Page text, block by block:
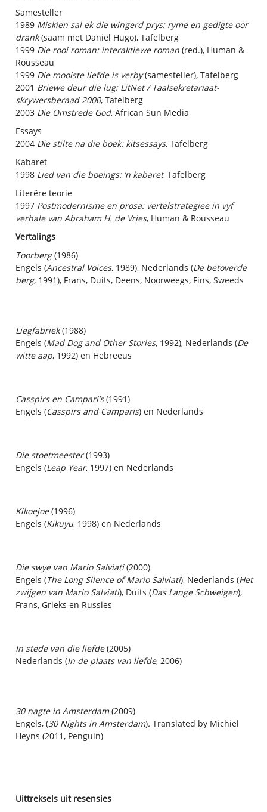
Samesteller
1989 Miskien sal ek die wingerd prys: ryme en gedigte oor
drank(saam met Daniel Hugo), Tafelberg
1999 Die rooi roman: interaktiewe roman (red.), Human &
Rousseau
1999 Die mooiste liefde is verby(samesteller), Tafelberg
2001 Briewe deur die lug: LitNet / Taalsekretariaat-
skrywersberaad 2000, Tafelberg
2003 Die Omstrede God, African Sun Media
Essays
2004 Die stilte na die boek: kitsessays, Tafelberg
Kabaret
1998 Lied van die boeings: ’n kabaret, Tafelberg
Literêre teorie
1997 Postmodernisme en prosa: vertelstrategieë in vyf
verhale van Abraham H. de Vries, Human & Rousseau
Vertalings
Toorberg(1986)
Engels (Ancestral Voices, 1989), Nederlands (De betoverde
berg, 1991), Frans, Duits, Deens, Noorweegs, Fins, Sweeds
Liegfabriek(1988)
Engels (Mad Dog and Other Stories, 1992), Nederlands (De
witte aap, 1992) en Hebreeus
Casspirs en Campari’s(1991)
Engels (Casspirs and Camparis) en Nederlands
Die stoetmeester(1993)
Engels (Leap Year, 1997) en Nederlands
Kikoejoe(1996)
Engels (Kikuyu, 1998) en Nederlands
Die swye van Mario Salviati(2000)
Engels (The Long Silence of Mario Salviati), Nederlands (Het
zwijgen van Mario Salviati), Duits (Das Lange Schweigen),
Frans, Grieks en Russies
In stede van die liefde(2005)
Nederlands (In de plaats van liefde, 2006)
30 nagte in Amsterdam(2009)
Engels, (30 Nights in Amsterdam). Translated by Michiel
Heyns (2011, Penguin)
Uittreksels uit resensies